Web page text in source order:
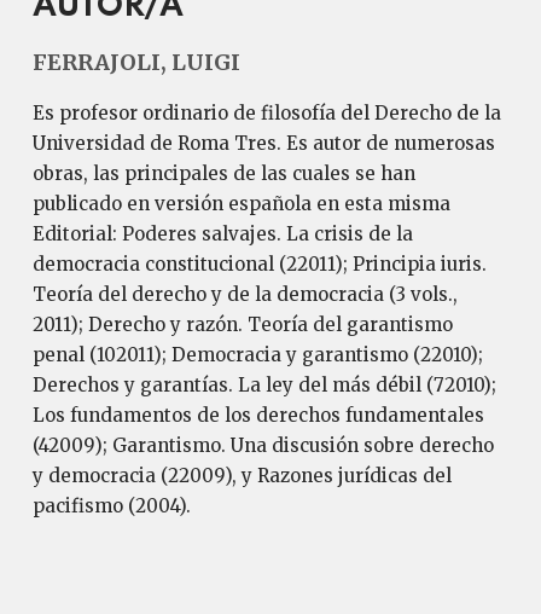
AUTOR/A
FERRAJOLI, LUIGI
Es profesor ordinario de filosofía del Derecho de la
Universidad de Roma Tres. Es autor de numerosas
obras, las principales de las cuales se han
publicado en versión española en esta misma
Editorial: Poderes salvajes. La crisis de la
democracia constitucional (22011); Principia iuris.
Teoría del derecho y de la democracia (3 vols.,
2011); Derecho y razón. Teoría del garantismo
penal (102011); Democracia y garantismo (22010);
Derechos y garantías. La ley del más débil (72010);
Los fundamentos de los derechos fundamentales
(42009); Garantismo. Una discusión sobre derecho
y democracia (22009), y Razones jurídicas del
pacifismo (2004).